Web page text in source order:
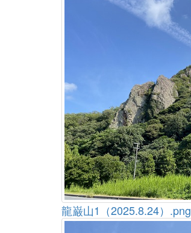
龍巌山1（2025.8.24）.png